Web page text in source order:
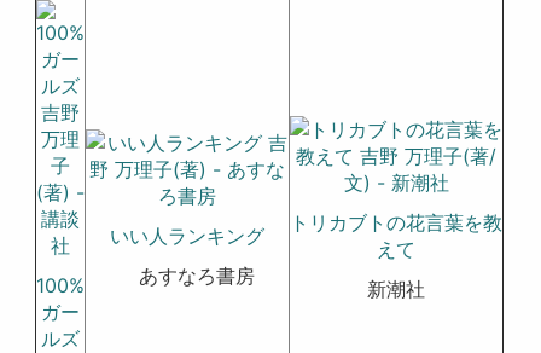
100%
ガー
ルズ
いい人ランキング
あすなろ書房
トリカブトの花言葉を教
えて
新潮社